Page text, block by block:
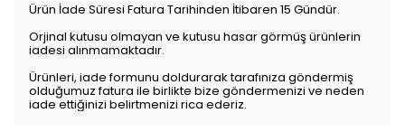
Ürün İade Süresi Fatura Tarihinden İtibaren 15 Gündür.
Orjinal kutusu olmayan ve kutusu hasar görmüş ürünlerin
iadesi alınmamaktadır.
Ürünleri, iade formunu doldurarak tarafınıza göndermiş
olduğumuz fatura ile birlikte bize göndermenizi ve neden
iade ettiğinizi belirtmenizi rica ederiz.